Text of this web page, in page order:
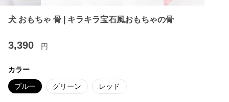
犬 おもちゃ 骨 | キラキラ宝石風おもちゃの骨
3,390 円
カラー
ブルー グリーン レッド